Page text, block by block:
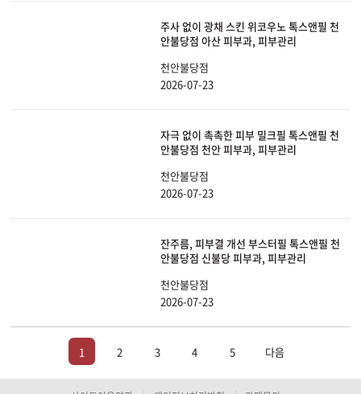
주사 없이 광채 스킨 위코우노 톡스앤필 천
안불당점 아산 피부과, 피부관리
천안불당점
2026-07-23
자극 없이 촉촉한 피부 밀크필 톡스앤필 천
안불당점 천안 피부과, 피부관리
천안불당점
2026-07-23
잔주름, 피부결 개선 부스터필 톡스앤필 천
안불당점 신불당 피부과, 피부관리
천안불당점
2026-07-23
1 2 3 4 5 다음